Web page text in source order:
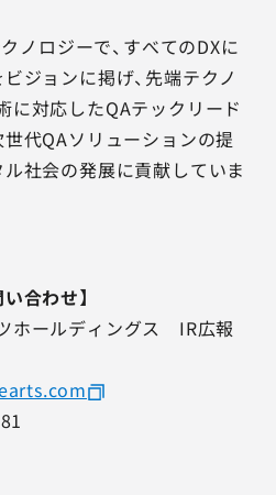
ノロジーで、すべてのDXに
ジョンに掲げ、先端テクノ
に対応したQAテックリード
代QAソリューションの提
社会の発展に貢献していま
合わせ】
ホールディングス IR広報